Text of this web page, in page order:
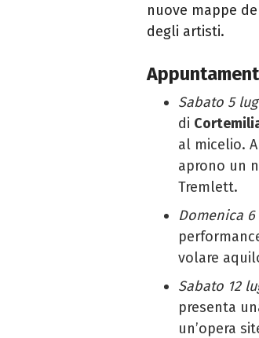
nuove mappe
degli artisti.
Sabato 5
di
al micelio. A
aprono un
Tremlett.
Domenica
volare
Sabato 12
presenta
un’opera